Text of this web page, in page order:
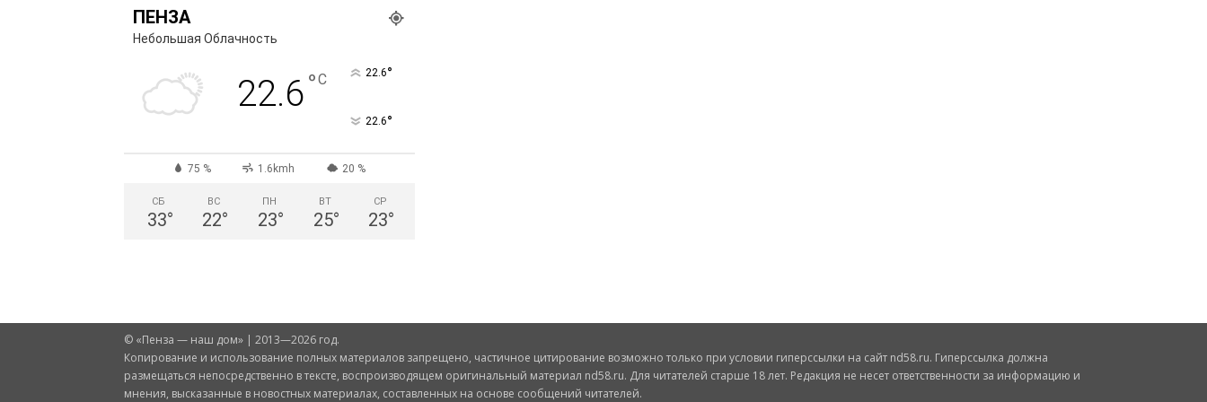
ПЕНЗА
Небольшая Облачность
22.6°C 22.6°
22.6°
75 % 1.6kmh 20 %
СБ
33°
ВС
22°
ПН
23°
ВТ
25°
СР
23°
© «Пенза — наш дом» | 2013—2026 год.
Копирование и использование полных материалов запрещено, частичное цитирование возможно только при условии гиперссылки на сайт nd58.ru. Гиперссылка должна
размещаться непосредственно в тексте, воспроизводящем оригинальный материал nd58.ru. Для читателей старше 18 лет. Редакция не несет ответственности за информацию и
мнения, высказанные в новостных материалах, составленных на основе сообщений читателей.